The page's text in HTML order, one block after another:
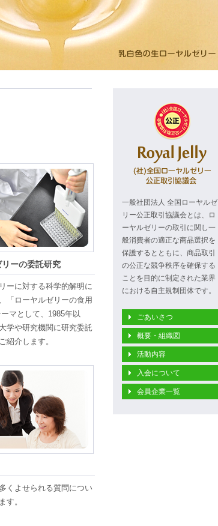
リーの委託研究
ーに対する科学的解明に
「ローヤルゼリーの食用
マとして、1985年以
学や研究機関に研究委託
紹介します。
くよせられる質問につい
す。
一般社団法人 全国ローヤルゼ
リー公正取引協議会とは、ロ
ーヤルゼリーの取引に関し一
般消費者の適正な商品選択を
保護するとともに、商品取引
の公正な競争秩序を確保する
ことを目的に制定された業界
における自主規制団体です。
ごあいさつ
概要・組織図
活動内容
入会について
会員企業一覧